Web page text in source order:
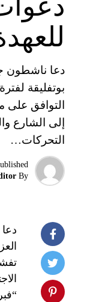
دعا ناشطون
بوتفليقة
التوافق
التحركات…
By